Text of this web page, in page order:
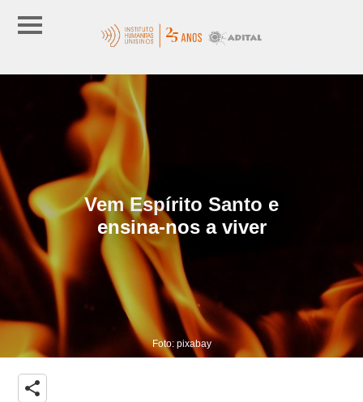
Vem Espírito Santo e
ensina-nos a viver
Foto: pixabay
share